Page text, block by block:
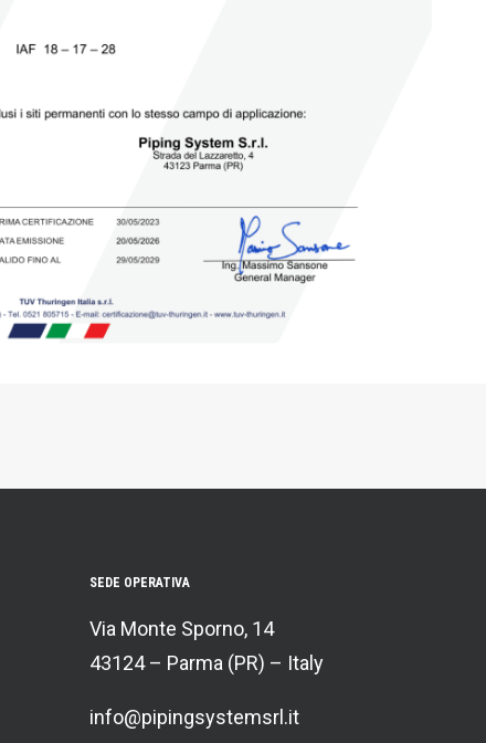
SEDE OPERATIVA
Via Monte Sporno, 14
43124 – Parma (PR) – Italy
info@pipingsystemsrl.it